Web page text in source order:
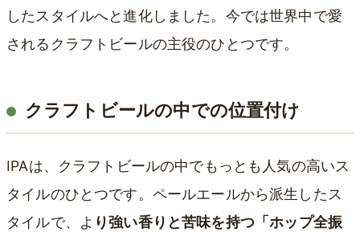
したスタイルへと進化しました。今では世界中で愛
されるクラフトビールの主役のひとつです。
クラフトビールの中での位置付け
IPAは、クラフトビールの中でもっとも人気の高いス
タイルのひとつです。ペールエールから派生したス
タイルで、よ り強い香りと苦味を持つ「ホップ全振